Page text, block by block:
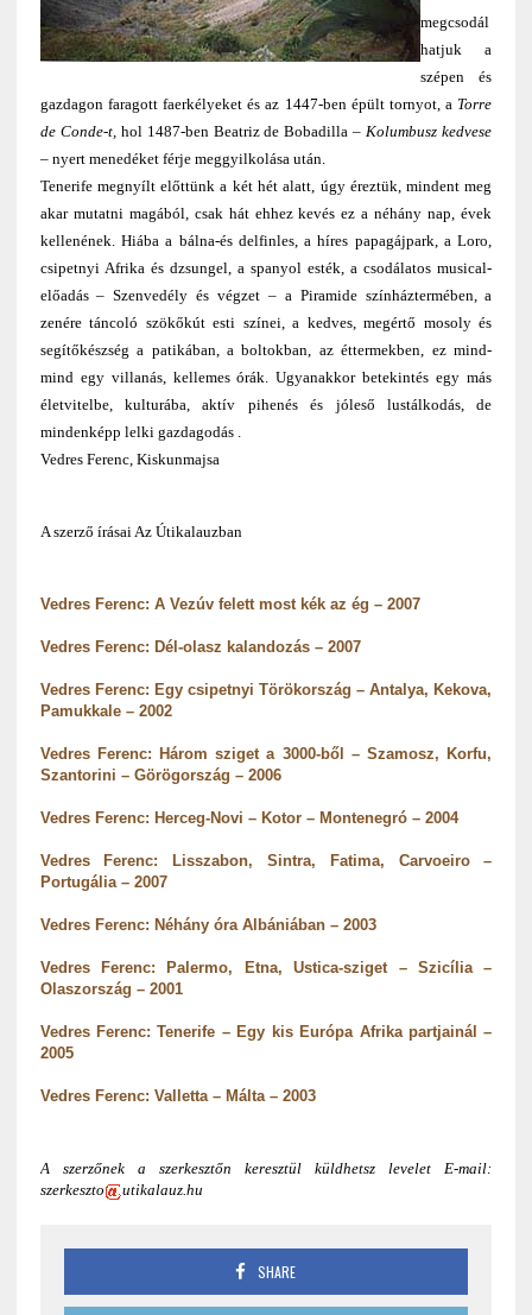
megcsodál
hatjuk a
szépen és
gazdagon faragott faerkélyeket és az 1447-ben épült tornyot, a Torre
de Conde-t,hol 1487-ben Beatriz de Bobadilla –Kolumbusz kedvese
– nyert menedéket férje meggyilkolása után.
Tenerife megnyílt előttünk a két hét alatt, úgy éreztük, mindent meg
akar mutatni magából, csak hát ehhez kevés ez a néhány nap, évek
kellenének. Hiába a bálna-és delfinles, a híres papagájpark, a Loro,
csipetnyi Afrika és dzsungel, a spanyol esték, a csodálatos musical-
előadás – Szenvedély és végzet – a Piramide színháztermében, a
zenére táncoló szökőkút esti színei, a kedves, megértő mosoly és
segítőkészség a patikában, a boltokban, az éttermekben, ez mind-
mind egy villanás, kellemes órák. Ugyanakkor betekintés egy más
életvitelbe, kulturába, aktív pihenés és jóleső lustálkodás, de
mindenképp lelki gazdagodás .
Vedres Ferenc, Kiskunmajsa
A szerző írásai Az Útikalauzban
Vedres Ferenc: A Vezúv felett most kék az ég – 2007
Vedres Ferenc: Dél-olasz kalandozás – 2007
Vedres Ferenc: Egy csipetnyi Törökország – Antalya, Kekova,
Pamukkale – 2002
Vedres Ferenc: Három sziget a 3000-ből – Szamosz, Korfu,
Szantorini – Görögország – 2006
Vedres Ferenc: Herceg-Novi – Kotor – Montenegró – 2004
Vedres Ferenc: Lisszabon, Sintra, Fatima, Carvoeiro –
Portugália – 2007
Vedres Ferenc: Néhány óra Albániában – 2003
Vedres Ferenc: Palermo, Etna, Ustica-sziget – Szicília –
Olaszország – 2001
Vedres Ferenc: Tenerife – Egy kis Európa Afrika partjainál –
2005
Vedres Ferenc: Valletta – Málta – 2003
A szerzőnek a szerkesztőn keresztül küldhetsz levelet E-mail:
szerkeszto
utikalauz.hu
SHARE